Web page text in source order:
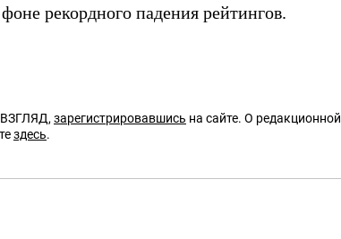
рекордного падения рейтингов.
зарегистрировавшись на сайте. О редакционной
здесь.